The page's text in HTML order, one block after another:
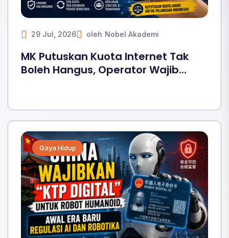
29 Jul, 2026 oleh Nobel Akademi
MK Putuskan Kuota Internet Tak
Boleh Hangus, Operator Wajib...
Gaya Hidup